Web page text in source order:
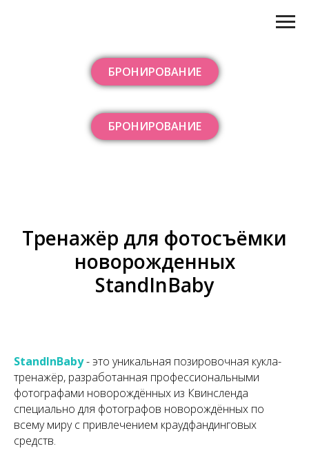
БРОНИРОВАНИЕ
БРОНИРОВАНИЕ
Тренажёр для фотосъёмки
новорожденных
StandInBaby
StandInBaby- это уникальная позировочная кукла-
тренажёр, разработанная профессиональными
фотографами новорождённых из Квинсленда
специально для фотографов новорождённых по
всему миру с привлечением краудфандинговых
средств.